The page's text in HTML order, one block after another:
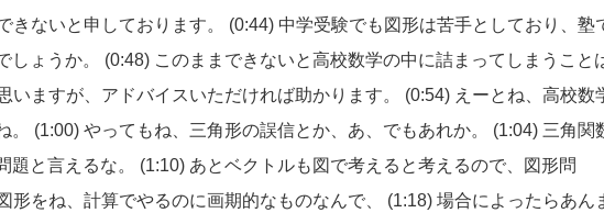
きないと申しております。 (0:44) 中学受験でも図形は苦手としており、塾
しょうか。
(0:48) このままできないと高校数学の中に詰まってしまうこと
いますが、アドバイスいただければ助かります。 (0:54) えーとね、高校数
。
(1:00) やってもね、三角形の誤信とか、あ、でもあれか。 (1:04) 三角関
と言えるな。
(1:10) あとベクトルも図で考えると考えるので、図形問
形をね、計算でやるのに画期的なものなんで、 (1:18) 場合によったらあん